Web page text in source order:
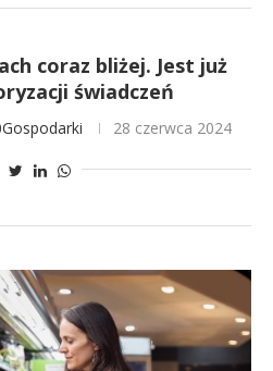
coraz bliżej. Jest już
świadczeń
28 czerwca 2024